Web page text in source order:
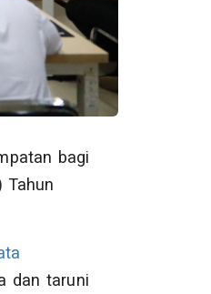
bagi
dan taruni